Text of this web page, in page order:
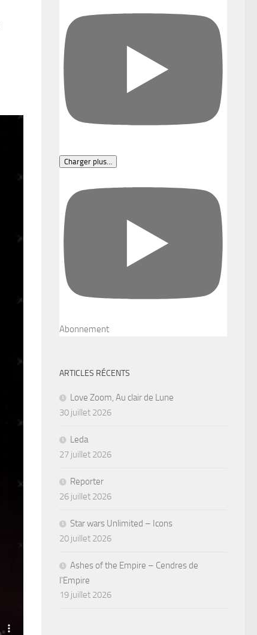
Charger plus…
Abonnement
ARTICLES RÉCENTS
Love Zoom, Au clair de Lune
30 juillet 2026
Leda
27 juillet 2026
Reporter
26 juillet 2026
Star wars Unlimited – Icons
20 juillet 2026
Ashes of the Empire – Cendres de
l’Empire
19 juillet 2026